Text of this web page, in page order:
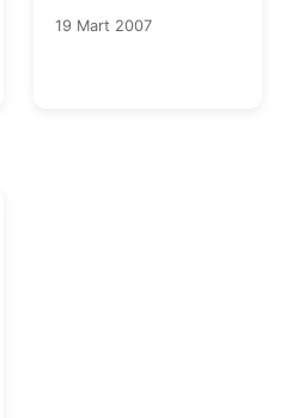
19 Mart 2007